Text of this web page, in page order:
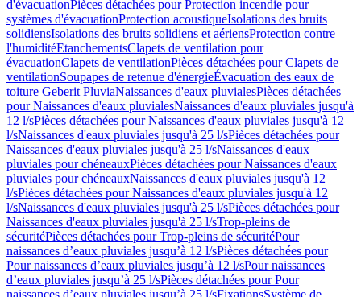
d'évacuationPièces détachées pour Protection incendie pour
systèmes d'évacuationProtection acoustiqueIsolations des bruits
solidiensIsolations des bruits solidiens et aériensProtection contre
l'humiditéEtanchementsClapets de ventilation pour
évacuationClapets de ventilationPièces détachées pour Clapets de
ventilationSoupapes de retenue d'énergieÉvacuation des eaux de
toiture Geberit PluviaNaissances d'eaux pluvialesPièces détachées
pour Naissances d'eaux pluvialesNaissances d'eaux pluviales jusqu'à
12 l/sPièces détachées pour Naissances d'eaux pluviales jusqu'à 12
l/sNaissances d'eaux pluviales jusqu'à 25 l/sPièces détachées pour
Naissances d'eaux pluviales jusqu'à 25 l/sNaissances d'eaux
pluviales pour chéneauxPièces détachées pour Naissances d'eaux
pluviales pour chéneauxNaissances d'eaux pluviales jusqu'à 12
l/sPièces détachées pour Naissances d'eaux pluviales jusqu'à 12
l/sNaissances d'eaux pluviales jusqu'à 25 l/sPièces détachées pour
Naissances d'eaux pluviales jusqu'à 25 l/sTrop-pleins de
sécuritéPièces détachées pour Trop-pleins de sécuritéPour
naissances d’eaux pluviales jusqu’à 12 l/sPièces détachées pour
Pour naissances d’eaux pluviales jusqu’à 12 l/sPour naissances
d’eaux pluviales jusqu’à 25 l/sPièces détachées pour Pour
naissances d’eaux pluviales jusqu’à 25 l/sFixationsSystème de